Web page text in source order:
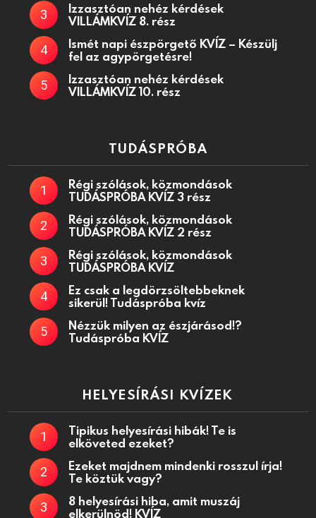
Izzasztóan nehéz kérdések
VILLÁMKVÍZ 8. rész
Ismét napi észpörgető KVÍZ – Készülj
fel az agypörgetésre!
Izzasztóan nehéz kérdések
VILLÁMKVÍZ 10. rész
TUDÁSPRÓBA
Régi szólások, közmondások
TUDÁSPRÓBA KVÍZ 3 rész
Régi szólások, közmondások
TUDÁSPRÓBA KVÍZ 2 rész
Régi szólások, közmondások
TUDÁSPRÓBA KVÍZ
Ez csak a legdörzsöltebbeknek
sikerül! Tudáspróba kvíz
Nézzük milyen az észjárásod!?
Tudáspróba KVÍZ
HELYESÍRÁSI KVÍZEK
Tipikus helyesírási hibák! Te is
elköveted ezeket?
Ezeket majdnem mindenki rosszul írja!
Te köztük vagy?
8 helyesírási hiba, amit muszáj
elkerülnöd! KVÍZ